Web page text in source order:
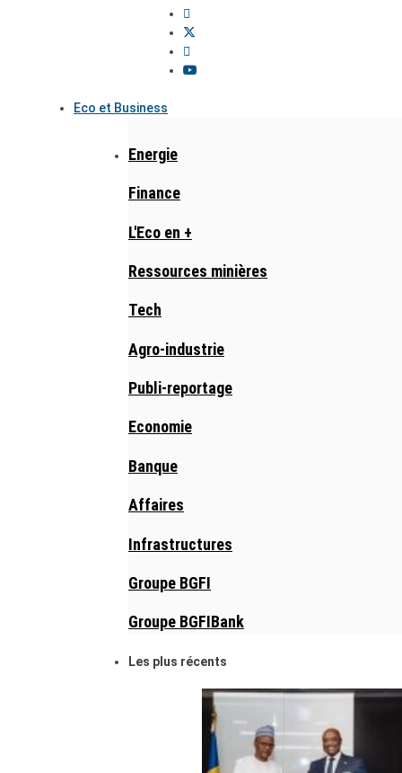
Eco et Business
Energie
Finance
L'Eco en +
Ressources minières
Tech
Agro-industrie
Publi-reportage
Economie
Banque
Affaires
Infrastructures
Groupe BGFI
Groupe BGFIBank
Les plus récents